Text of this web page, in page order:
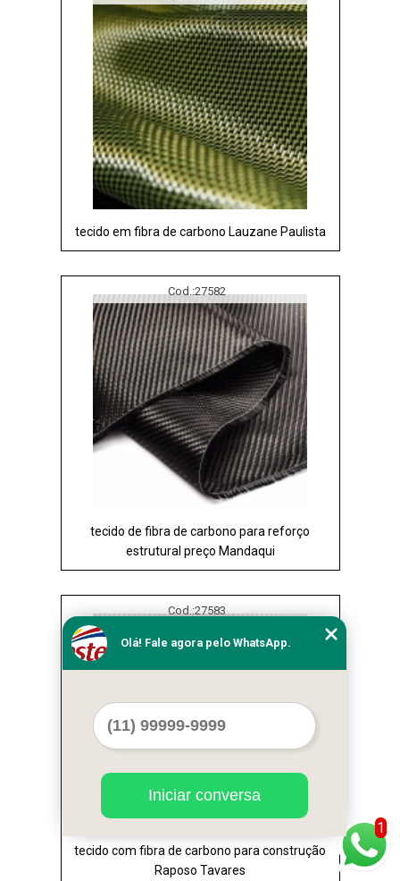
tecido em fibra de carbono Lauzane Paulista
Cod.:27582
tecido de fibra de carbono para reforço
estrutural preço Mandaqui
Cod.:27583
tecido com fibra de carbono para construção
Raposo Tavares
1
Olá! Fale agora pelo WhatsApp.
Iniciar conversa